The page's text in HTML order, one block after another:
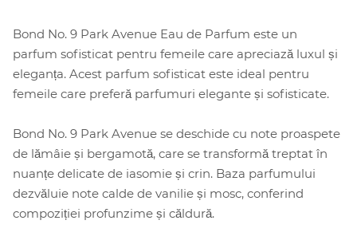
Bond No. 9 Park Avenue Eau de Parfum este un
parfum sofisticat pentru femeile care apreciază luxul și
eleganța. Acest parfum sofisticat este ideal pentru
femeile care preferă parfumuri elegante și sofisticate.
Bond No. 9 Park Avenue se deschide cu note proaspete
de lămâie și bergamotă, care se transformă treptat în
nuanțe delicate de iasomie și crin. Baza parfumului
dezvăluie note calde de vanilie și mosc, conferind
compoziției profunzime și căldură.